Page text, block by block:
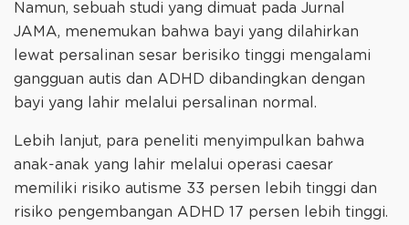
Namun, sebuah studi yang dimuat pada Jurnal
JAMA, menemukan bahwa bayi yang dilahirkan
lewat persalinan sesar berisiko tinggi mengalami
gangguan autis dan ADHD dibandingkan dengan
bayi yang lahir melalui persalinan normal.
Lebih lanjut, para peneliti menyimpulkan bahwa
anak-anak yang lahir melalui operasi caesar
memiliki risiko autisme 33 persen lebih tinggi dan
risiko pengembangan ADHD 17 persen lebih tinggi.